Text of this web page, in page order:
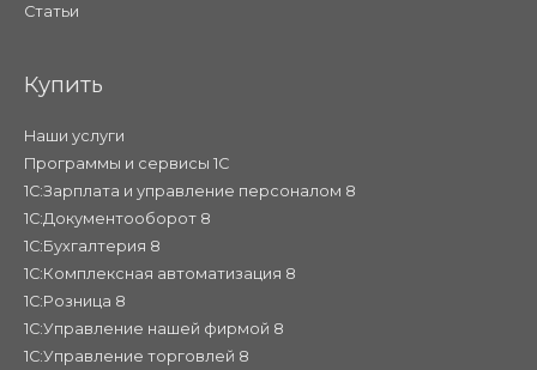
Статьи
Купить
Наши услуги
Программы и сервисы 1С
1С:Зарплата и управление персоналом 8
1С:Документооборот 8
1С:Бухгалтерия 8
1С:Комплексная автоматизация 8
1С:Розница 8
1С:Управление нашей фирмой 8
1С:Управление торговлей 8